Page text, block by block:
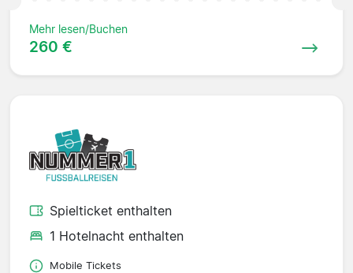
Mehr lesen/Buchen
260 €
Spielticket enthalten
1 Hotelnacht enthalten
Mobile Tickets